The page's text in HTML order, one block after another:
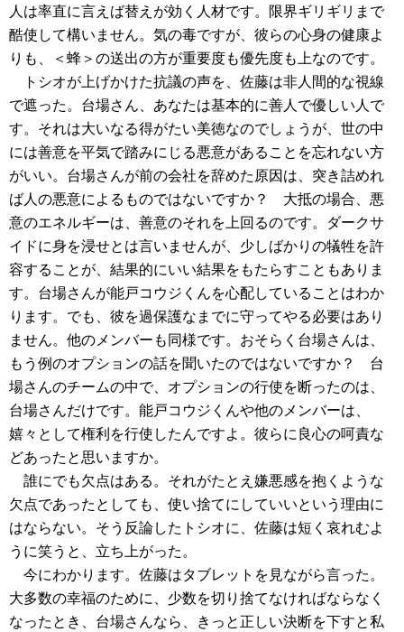
人は率直に言えば替えが効く人材です。限界ギリギリまで
酷使して構いません。気の毒ですが、彼らの心身の健康よ
りも、＜蜂＞の送出の方が重要度も優先度も上なのです。
トシオが上げかけた抗議の声を、佐藤は非人間的な視線
で遮った。台場さん、あなたは基本的に善人で優しい人で
す。それは大いなる得がたい美徳なのでしょうが、世の中
には善意を平気で踏みにじる悪意があることを忘れない方
がいい。台場さんが前の会社を辞めた原因は、突き詰めれ
ば人の悪意によるものではないですか？ 大抵の場合、悪
意のエネルギーは、善意のそれを上回るのです。ダークサ
イドに身を浸せとは言いませんが、少しばかりの犠牲を許
容することが、結果的にいい結果をもたらすこともありま
す。台場さんが能戸コウジくんを心配していることはわか
ります。でも、彼を過保護なまでに守ってやる必要はあり
ません。他のメンバーも同様です。おそらく台場さんは、
もう例のオプションの話を聞いたのではないですか？ 台
場さんのチームの中で、オプションの行使を断ったのは、
台場さんだけです。能戸コウジくんや他のメンバーは、
嬉々として権利を行使したんですよ。彼らに良心の呵責な
どあったと思いますか。
誰にでも欠点はある。それがたとえ嫌悪感を抱くような
欠点であったとしても、使い捨てにしていいという理由に
はならない。そう反論したトシオに、佐藤は短く哀れむよ
うに笑うと、立ち上がった。
今にわかります。佐藤はタブレットを見ながら言った。
大多数の幸福のために、少数を切り捨てなければならなく
なったとき、台場さんなら、きっと正しい決断を下すと私